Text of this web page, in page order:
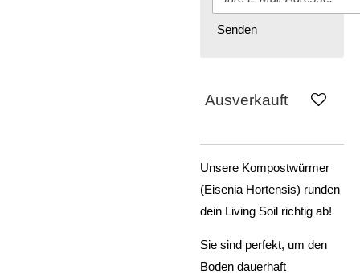
Senden
Ausverkauft
Unsere Kompostwürmer
(Eisenia Hortensis) runden
dein Living Soil richtig ab!
Sie sind perfekt, um den
Boden dauerhaft